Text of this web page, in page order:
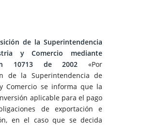
de la Superintendencia
y Comercio mediante
10713 de 2002 «Por
de la Superintendencia de
Comercio se informa que la
aplicable para el pago
de exportación e
en el caso que se decida